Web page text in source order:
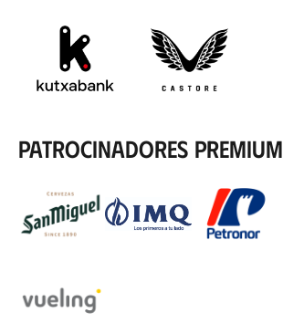
Patrocinadores premium